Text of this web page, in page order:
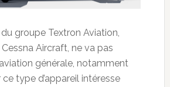
groupe Textron Aviation,
Aircraft, ne va pas
générale, notamment
ce type d’appareil intéresse